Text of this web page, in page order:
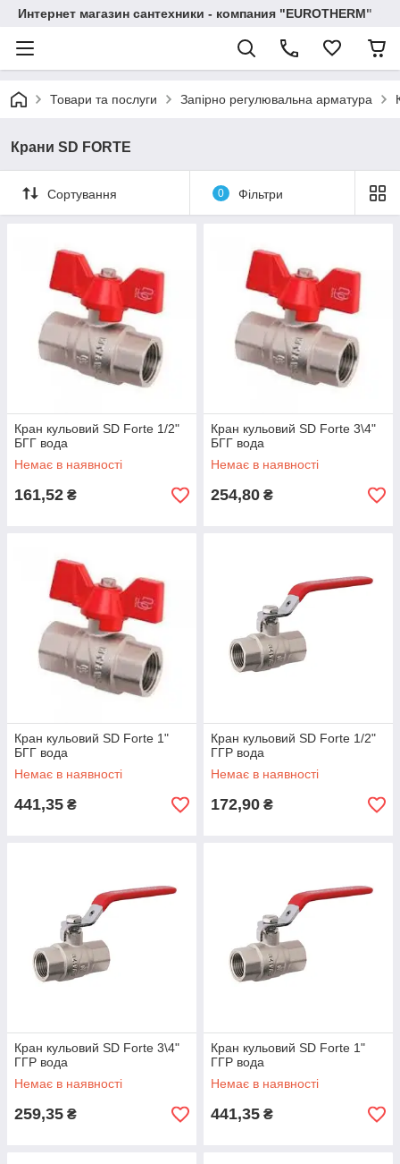
Интернет магазин сантехники - компания "EUROTHERM"
Товари та послуги Запірно регулювальна арматура
Крани SD FORTE
Сортування 0 Фільтри
Кран кульовий SD Forte 1/2"
БГГ вода
Немає в наявності
161,52 ₴
Кран кульовий SD Forte 3\4"
БГГ вода
Немає в наявності
254,80 ₴
Кран кульовий SD Forte 1"
БГГ вода
Немає в наявності
441,35 ₴
Кран кульовий SD Forte 1/2"
ГГР вода
Немає в наявності
172,90 ₴
Кран кульовий SD Forte 3\4"
ГГР вода
Немає в наявності
259,35 ₴
Кран кульовий SD Forte 1"
ГГР вода
Немає в наявності
441,35 ₴